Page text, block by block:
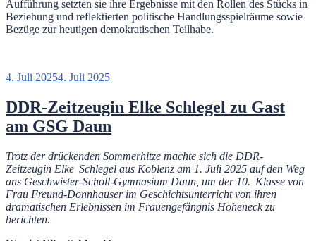
Aufführung setzten sie ihre Ergebnisse mit den Rollen des Stücks in
Beziehung und reflektierten politische Handlungsspielräume sowie
Bezüge zur heutigen demokratischen Teilhabe.
Veröffentlicht
4. Juli 20254. Juli 2025
DDR‑Zeitzeugin Elke Schlegel zu Gast
am GSG Daun
Trotz der drückenden Sommerhitze machte sich die DDR-
Zeitzeugin Elke Schlegel aus Koblenz am 1. Juli 2025 auf den Weg
ans Geschwister‑Scholl‑Gymnasium Daun, um der 10. Klasse von
Frau Freund‑Donnhauser im Geschichtsunterricht von ihren
dramatischen Erlebnissen im Frauengefängnis Hoheneck zu
berichten.